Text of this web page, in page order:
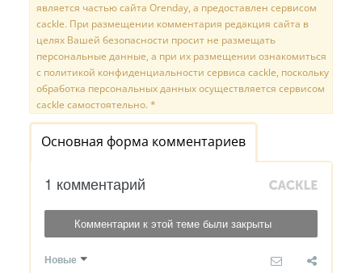
является частью сайта Orenday, а предоставлен сервисом
cackle. При размещении комментария редакция сайта в
целях Вашей безопасности просит не размещать
персональные данные, а при их размещении ознакомиться
с политикой конфиденциальности сервиса cackle, поскольку
обработка персональных данных осуществляется сервисом
cackle самостоятельно. *
Основная форма комментариев
1 комментарий
Комментарии к этой теме были закрыты
Новые